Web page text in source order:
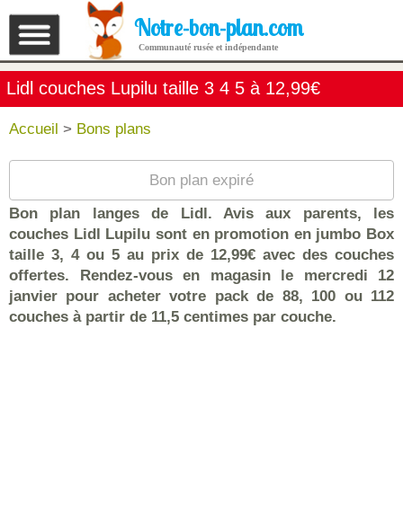
Notre-bon-plan.com
Communauté rusée et indépendante
Lidl couches Lupilu taille 3 4 5 à 12,99€
Accueil > Bons plans
Bon plan expiré
Bon plan langes de Lidl. Avis aux parents, les
couches Lidl Lupilu sont en promotion en jumbo Box
taille 3, 4 ou 5 au prix de 12,99€ avec des couches
offertes. Rendez-vous en magasin le mercredi 12
janvier pour acheter votre pack de 88, 100 ou 112
couches à partir de 11,5 centimes par couche.